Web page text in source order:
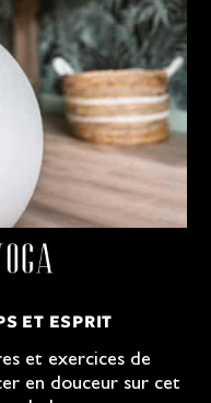
ET ESPRIT
et exercices de
en douceur sur cet